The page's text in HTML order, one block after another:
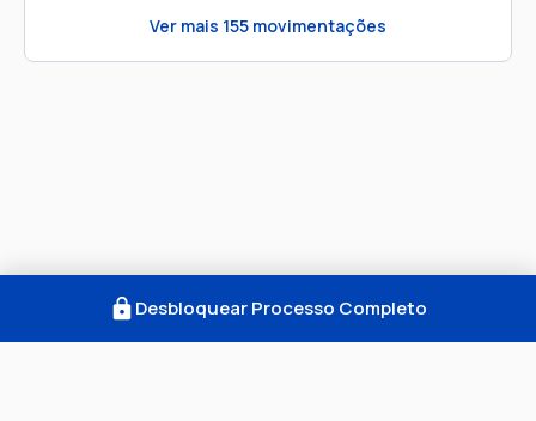
Ver mais 155 movimentações
Desbloquear Processo Completo